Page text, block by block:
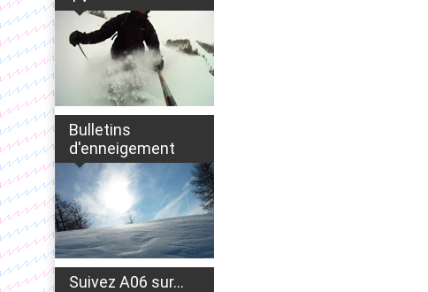
Bulletins
d'enneigement
Suivez A06 sur...